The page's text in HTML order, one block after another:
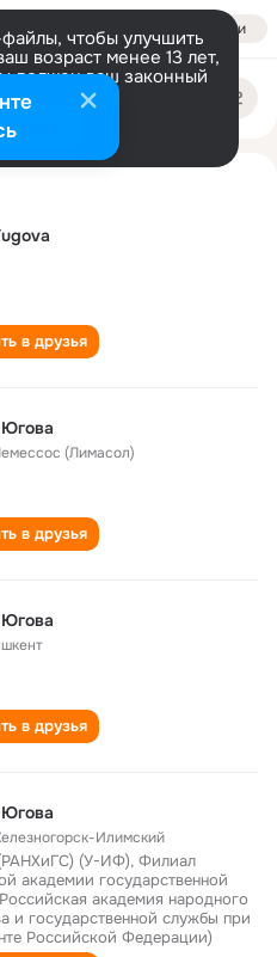
Войти
чтобы улучшить
возраст менее 13 лет,
должен ваш законный
информации
в друзья
(Лимасол)
в друзья
в друзья
Илимский
(У-ИФ), Филиал
академии государственной
академия народного
и государственной службы при
Российской Федерации)